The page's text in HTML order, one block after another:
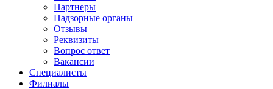
Партнеры
Надзорные органы
Отзывы
Реквизиты
Вопрос ответ
Вакансии
Специалисты
Филиалы